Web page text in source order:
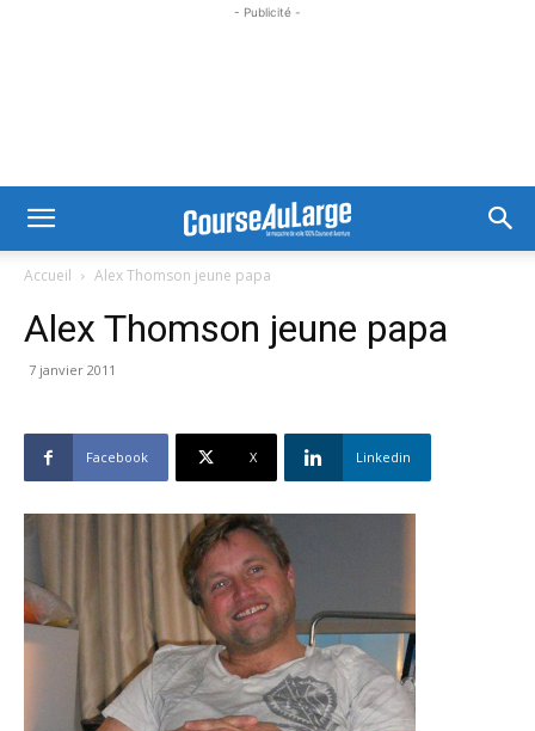
- Publicité -
Accueil Alex Thomson jeune papa
Alex Thomson jeune papa
7 janvier 2011
Facebook X Linkedin